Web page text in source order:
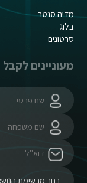
מדיה סנטר
בלוג
סרטונים
מעוניינים